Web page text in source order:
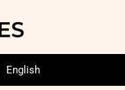
English